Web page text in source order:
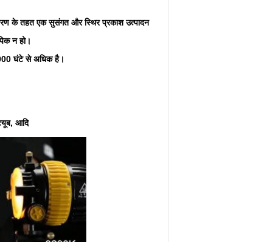
के तहत एक सुसंगत और स्थिर प्रकाश उत्पादन
न हो।
घंटे से अधिक है।
आदि